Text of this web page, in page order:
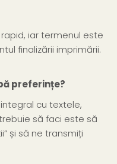
iar termenul este
finalizării imprimării.
preferințe?
cu textele,
să faci este să
și să ne transmiți